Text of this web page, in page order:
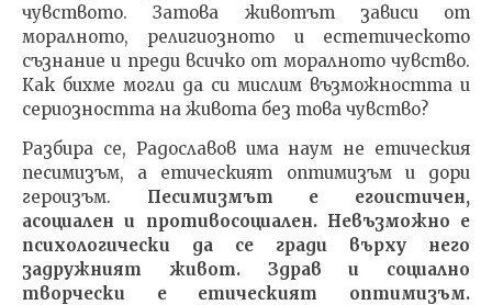
чувството. Затова животът зависи от
моралното, религиозното и естетическото
съзнание и преди всичко от моралното чувство.
Как бихме могли да си мислим възможността и
сериозността на живота без това чувство?
Разбира се, Радославов има наум не етическия
песимизъм, а етическият оптимизъм и дори
героизъм. Песимизмът е егоистичен,
асоциален и противосоциален. Невъзможно е
психологически да се гради върху него
задружният живот. Здрав и социално
творчески е етическият оптимизъм.